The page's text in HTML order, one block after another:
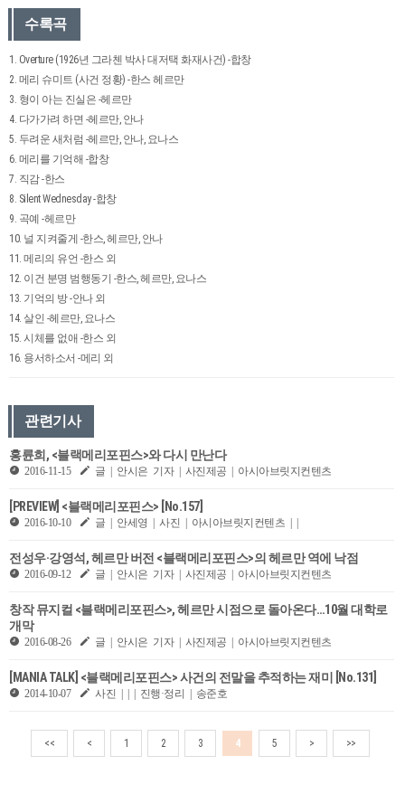
수록곡
1. Overture (1926년 그라첸 박사 대저택 화재사건) -합창
2. 메리 슈미트 (사건 정황) -한스 헤르만
3. 형이 아는 진실은 -헤르만
4. 다가가려 하면 -헤르만, 안나
5. 두려운 새처럼 -헤르만, 안나, 요나스
6. 메리를 기억해 -합창
7. 직감 -한스
8. Silent Wednesday -합창
9. 곡예 -헤르만
10. 널 지켜줄게 -한스, 헤르만, 안나
11. 메리의 유언 -한스 외
12. 이건 분명 범행동기 -한스, 헤르만, 요나스
13. 기억의 방 -안나 외
14. 살인 -헤르만, 요나스
15. 시체를 없애 -한스 외
16. 용서하소서 -메리 외
관련기사
홍륜희, <블랙메리포핀스>와 다시 만난다
2016-11-15 글 | 안시은 기자 | 사진제공 | 아시아브릿지컨텐츠
[PREVIEW] <블랙메리포핀스> [No.157]
2016-10-10 글 | 안세영 | 사진 | 아시아브릿지컨텐츠 | |
전성우·강영석, 헤르만 버전 <블랙메리포핀스>의 헤르만 역에 낙점
2016-09-12 글 | 안시은 기자 | 사진제공 | 아시아브릿지컨텐츠
창작 뮤지컬 <블랙메리포핀스>, 헤르만 시점으로 돌아온다…10월 대학로
개막
2016-08-26 글 | 안시은 기자 | 사진제공 | 아시아브릿지컨텐츠
[MANIA TALK] <블랙메리포핀스> 사건의 전말을 추적하는 재미 [No.131]
2014-10-07 사진 | | | 진행·정리 | 송준호
<< < 1 2 3 4 5 > >>